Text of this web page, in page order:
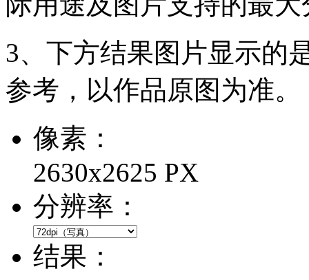
3、下方结果图片显示的
参考，以作品原图为准。
像素：
2630x2625 PX
分辨率：
结果：